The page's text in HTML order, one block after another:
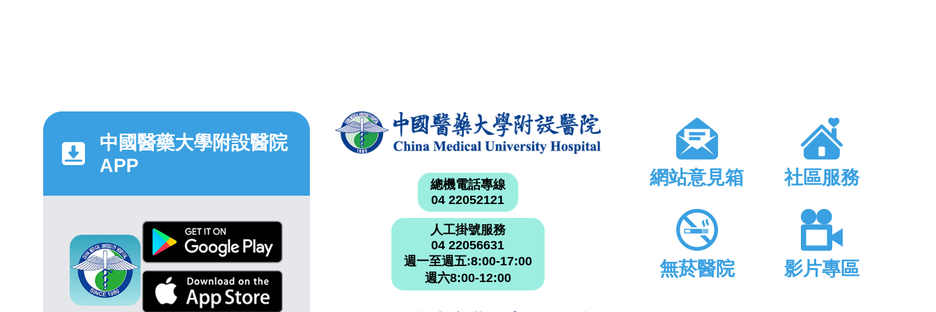
中國醫藥大學附設醫院
APP
總機電話專線
04 22052121
人工掛號服務
04 22056631
週一至週五:8:00-17:00
週六8:00-12:00
網站意見箱 社區服務
無菸醫院 影片專區